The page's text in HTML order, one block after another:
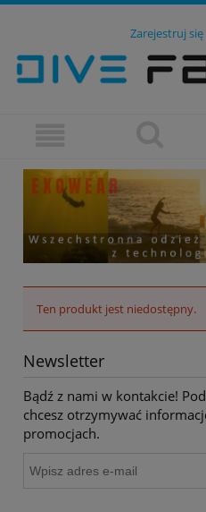
Zarejestruj się
Ten produkt jest niedostępny.
Newsletter
Bądź z nami w kontakcie!
chcesz otrzymywać
promocjach.